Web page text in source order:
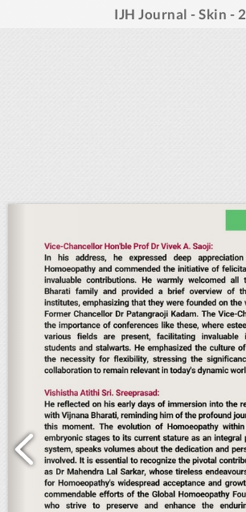
IJH Journal - Skin - 2